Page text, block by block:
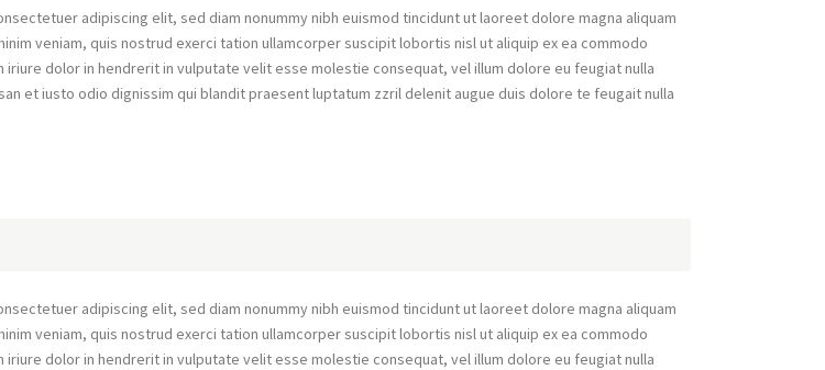
adipiscing elit, sed diam nonummy nibh euismod tincidunt ut laoreet dolore magna aliquam
veniam, quis nostrud exerci tation ullamcorper suscipit lobortis nisl ut aliquip ex ea commodo
iriure dolor in hendrerit in vulputate velit esse molestie consequat, vel illum dolore eu feugiat nulla
et iusto odio dignissim qui blandit praesent luptatum zzril delenit augue duis dolore te feugait nulla
adipiscing elit, sed diam nonummy nibh euismod tincidunt ut laoreet dolore magna aliquam
veniam, quis nostrud exerci tation ullamcorper suscipit lobortis nisl ut aliquip ex ea commodo
iriure dolor in hendrerit in vulputate velit esse molestie consequat, vel illum dolore eu feugiat nulla